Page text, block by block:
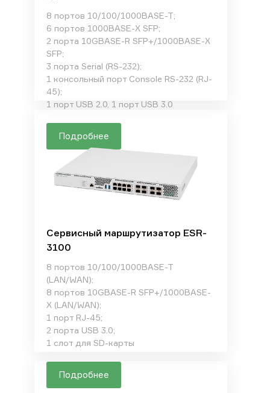
8 портов 10/100/1000BASE-T;
6 портов 1000BASE-X SFP;
2 порта 10GBASE-R SFP+/1000BASE-X
SFP;
3 порта Serial (RS-232);
1 консольный порт Console RS-232 (RJ-
45);
1 порт USB 2.0, 1 порт USB 3.0
Подробнее
Сервисный маршрутизатор ESR-
3100
8 портов 10/100/1000BASE-T
(LAN/WAN);
8 портов 10GBASE-R SFP+/1000BASE-
X (LAN/WAN);
1 порт RJ-45;
2 порта USB 3.0;
1 слот для SD-карты
Подробнее